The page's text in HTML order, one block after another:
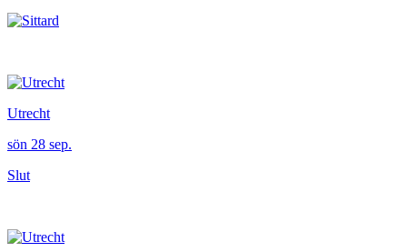
Utrecht
sön 28 sep.
Slut